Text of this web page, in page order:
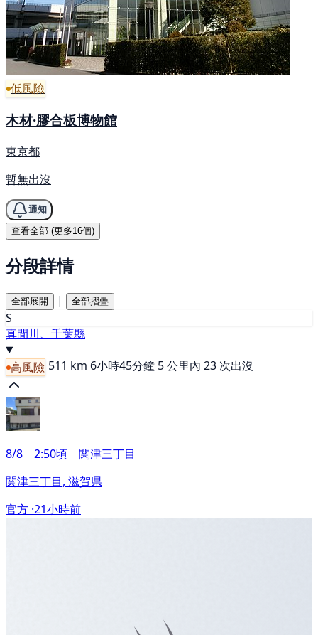
低風險
木材·膠合板博物館
東京都
暫無出沒
通知
查看全部 (更多16個)
分段詳情
全部展開 | 全部摺疊
S
真間川、千葉縣
高風險 511 km 6小時45分鐘 5 公里內 23 次出沒
8/8 2:50頃 関津三丁目
関津三丁目, 滋賀県
官方 ·21小時前